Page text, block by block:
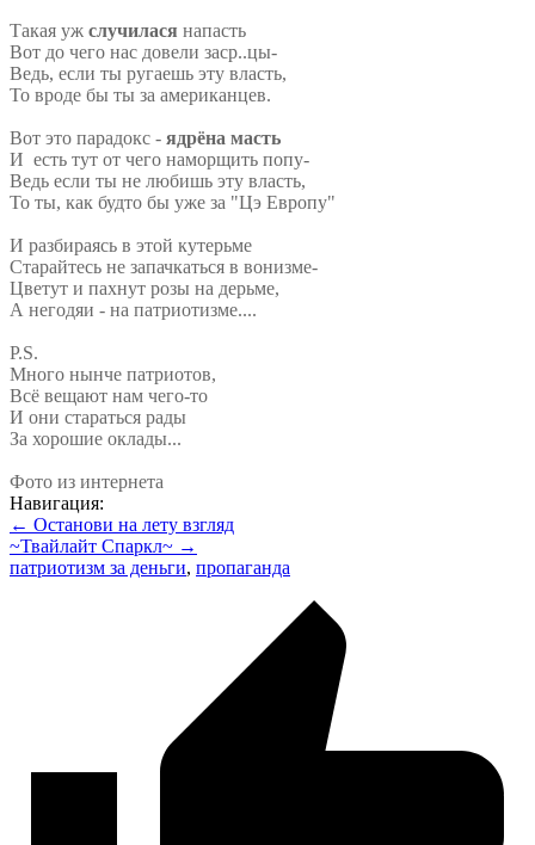
Такая уж случилася напасть
Вот до чего нас довели заср..цы-
Ведь, если ты ругаешь эту власть,
То вроде бы ты за американцев.
Вот это парадокс - ядрёна масть
И есть тут от чего наморщить попу-
Ведь если ты не любишь эту власть,
То ты, как будто бы уже за "Цэ Европу"
И разбираясь в этой кутерьме
Старайтесь не запачкаться в вонизме-
Цветут и пахнут розы на дерьме,
А негодяи - на патриотизме....
P.S.
Много нынче патриотов,
Всё вещают нам чего-то
И они стараться рады
За хорошие оклады...
Фото из интернета
Навигация:
← Останови на лету взгляд
~Твайлайт Спаркл~ →
патриотизм за деньги, пропаганда